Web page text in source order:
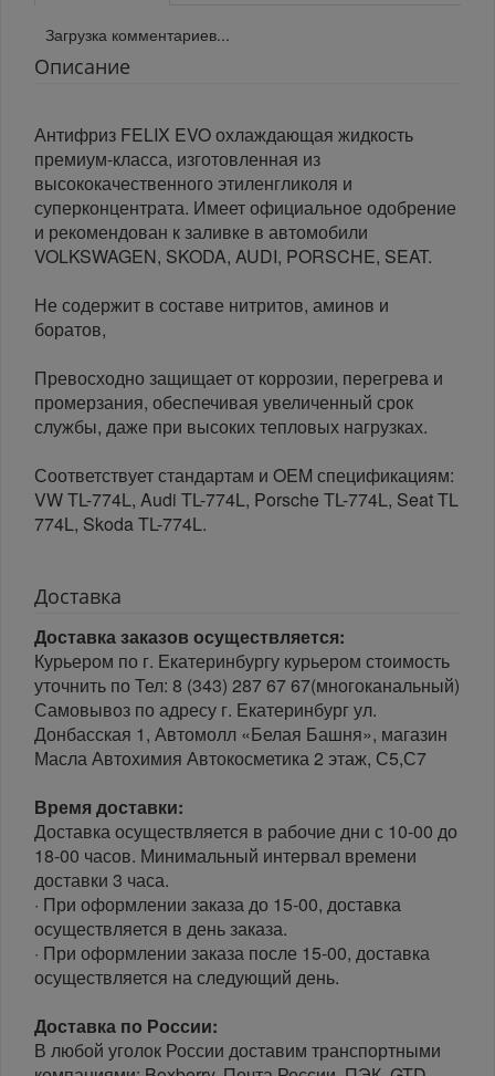
Загрузка комментариев...
Описание
Антифриз FELIX EVO охлаждающая жидкость
премиум-класса, изготовленная из
высококачественного этиленгликоля и
суперконцентрата. Имеет официальное одобрение
и рекомендован к заливке в автомобили
VOLKSWAGEN, SKODA, AUDI, PORSCHE, SEAT.
Не содержит в составе нитритов, аминов и
боратов,
Превосходно защищает от коррозии, перегрева и
промерзания, обеспечивая увеличенный срок
службы, даже при высоких тепловых нагрузках.
Соответствует стандартам и OEM спецификациям:
VW TL-774L, Audi TL-774L, Porsche TL-774L, Seat TL
774L, Skoda TL-774L.
Доставка
Доставка заказов осуществляется:
Курьером по г. Екатеринбургу курьером стоимость
уточнить по Тел: 8 (343) 287 67 67(многоканальный)
Самовывоз по адресу г. Екатеринбург ул.
Донбасская 1, Автомолл «Белая Башня», магазин
Масла Автохимия Автокосметика 2 этаж, С5,С7
Время доставки:
Доставка осуществляется в рабочие дни с 10-00 до
18-00 часов. Минимальный интервал времени
доставки 3 часа.
· При оформлении заказа до 15-00, доставка
осуществляется в день заказа.
· При оформлении заказа после 15-00, доставка
осуществляется на следующий день.
Доставка по России:
В любой уголок России доставим транспортными